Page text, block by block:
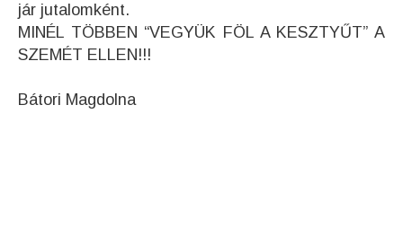
jár jutalomként.
MINÉL TÖBBEN “VEGYÜK FÖL A KESZTYŰT” A
SZEMÉT ELLEN!!!
Bátori Magdolna